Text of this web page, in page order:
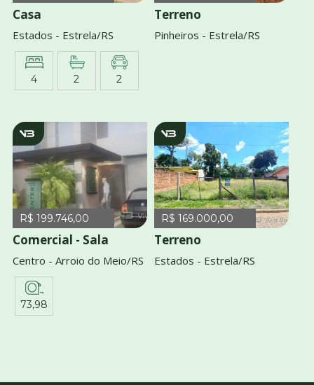
Casa
Estados - Estrela/RS
4 2 2
Terreno
Pinheiros - Estrela/RS
v706
R$ 199.746,00
Comercial - Sala
Centro - Arroio do Meio/RS
73,98
v2965
R$ 169.000,00
Terreno
Estados - Estrela/RS